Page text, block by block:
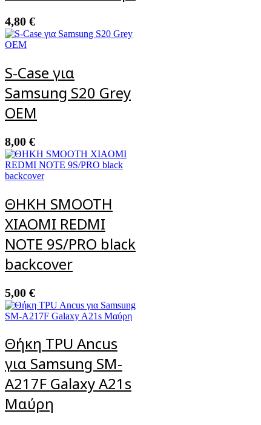
4,80 €
S-Case για
Samsung S20 Grey
ΟΕΜ
8,00 €
ΘΗΚΗ SMOOTH
XIAOMI REDMI
NOTE 9S/PRO black
backcover
5,00 €
Θήκη TPU Ancus
για Samsung SM-
A217F Galaxy A21s
Μαύρη